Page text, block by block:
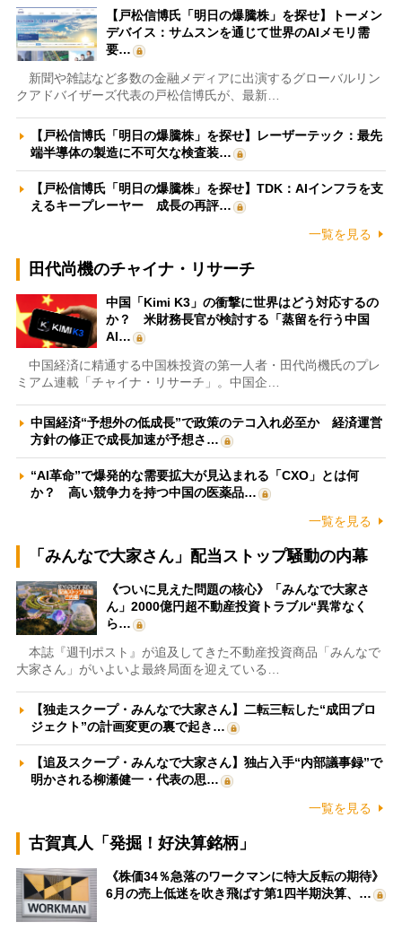
【戸松信博氏「明日の爆騰株」を探せ】トーメン
デバイス：サムスンを通じて世界のAIメモリ需
要…
新聞や雑誌など多数の金融メディアに出演するグローバルリン
クアドバイザーズ代表の戸松信博氏が、最新…
【戸松信博氏「明日の爆騰株」を探せ】レーザーテック：最先
端半導体の製造に不可欠な検査装…
【戸松信博氏「明日の爆騰株」を探せ】TDK：AIインフラを支
えるキープレーヤー 成長の再評…
一覧を見る
田代尚機のチャイナ・リサーチ
中国「Kimi K3」の衝撃に世界はどう対応するの
か？ 米財務長官が検討する「蒸留を行う中国
AI…
中国経済に精通する中国株投資の第一人者・田代尚機氏のプレ
ミアム連載「チャイナ・リサーチ」。中国企…
中国経済“予想外の低成長”で政策のテコ入れ必至か 経済運営
方針の修正で成長加速が予想さ…
“AI革命”で爆発的な需要拡大が見込まれる「CXO」とは何
か？ 高い競争力を持つ中国の医薬品…
一覧を見る
「みんなで大家さん」配当ストップ騒動の内幕
《ついに見えた問題の核心》「みんなで大家さ
ん」2000億円超不動産投資トラブル“異常なく
ら…
本誌『週刊ポスト』が追及してきた不動産投資商品「みんなで
大家さん」がいよいよ最終局面を迎えている…
【独走スクープ・みんなで大家さん】二転三転した“成田プロ
ジェクト”の計画変更の裏で起き…
【追及スクープ・みんなで大家さん】独占入手“内部議事録”で
明かされる柳瀬健一・代表の思…
一覧を見る
古賀真人「発掘！好決算銘柄」
《株価34％急落のワークマンに特大反転の期待》
6月の売上低迷を吹き飛ばす第1四半期決算、…